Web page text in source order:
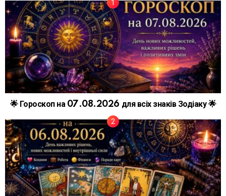
🌟 Гороскоп на 07.08.2026 для всіх знаків Зодіаку 🌟